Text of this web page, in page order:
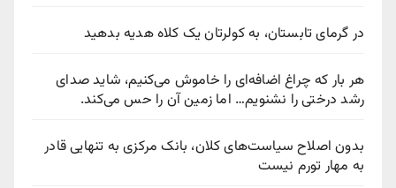
در گرمای تابستان، به کولرتان یک کلاه هدیه بدهید
هر بار که چراغ اضافه‌ای را خاموش می‌کنیم، شاید صدای
رشد درختی را نشنویم… اما زمین آن را حس می‌کند.
بدون اصلاح سیاست‌های کلان، بانک مرکزی به تنهایی قادر
به مهار تورم نیست